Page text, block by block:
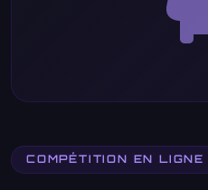
COMPÉTITION EN LIGNE